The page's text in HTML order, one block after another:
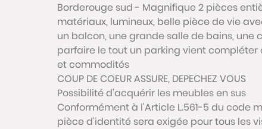
Borderouge sud - Magnifique 2 pièces
matériaux, lumineux, belle pièce de vie
un balcon, une grande salle de bains,
parfaire le tout un parking vient
et commodités
COUP DE COEUR ASSURE, DEPECHEZ VOUS
Possibilité d'acquérir les meubles en sus
Conformément à l'Article L.561-5 du code
pièce d'identité sera exigée pour tous les